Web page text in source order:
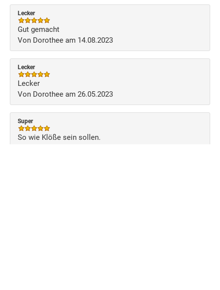
Lecker
Gut gemacht
Von Dorothee am 14.08.2023
Lecker
Lecker
Von Dorothee am 26.05.2023
Super
So wie Klöße sein sollen.